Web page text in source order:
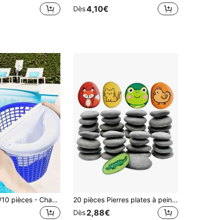
Dès4,10€
1/5/15 pièces/10 pièces - Chaussettes de filtre de piscine, convenant pour la filtration du panier d'aspiration de l'eau de la piscine, peuvent être utilisées pour les piscines hors sol et enterrées. Elles peuvent éliminer les débris et les feuilles, maintenant la qualité de l'eau propre.
20 pièces Pierres plates à peindre, Pierres de rivière à peindre, 3-8cm, 1-3 pouces, Pierres plates pour la peinture, l'art, l'artisanat, la décoration, l'extérieur, le jardin, la maison, les projets DIY, le remplissage de vases, convient pour la peinture acrylique
Dès2,88€